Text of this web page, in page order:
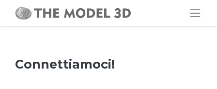
Connettiamoci!